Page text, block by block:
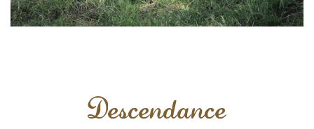
Descendance